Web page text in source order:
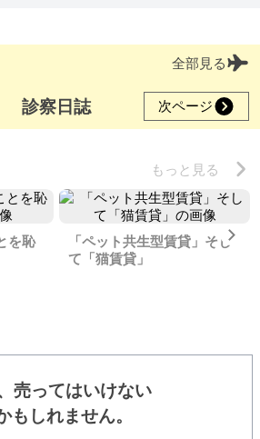
全部見る
診察日誌 次ページ
もっと見る
を恥
「ペット共生型賃貸」そし
て「猫賃貸」
売ってはいけない
もしれません。